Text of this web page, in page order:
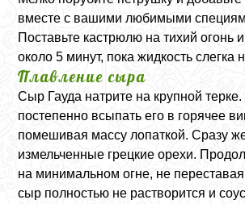
вместе с вашими любимыми
Поставьте кастрюлю на тихий огонь
около 5 минут, пока жидкость слегка
Плавление сыра
Сыр Гауда натрите на крупной
постепенно всыпать его в горячее
помешивая массу лопаткой. Сразу
измельченные грецкие орехи.
на минимальном огне, не
сыр полностью не растворится и